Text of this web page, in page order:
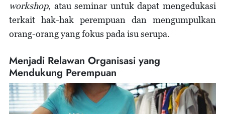
workshop, atau seminar untuk dapat mengedukasi
terkait hak-hak perempuan dan mengumpulkan
orang-orang yang fokus pada isu serupa.
Menjadi Relawan Organisasi yang
Mendukung Perempuan